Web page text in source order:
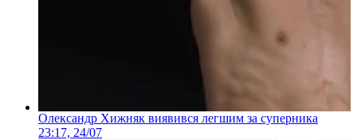
Олександр Хижняк виявився легшим за суперника
23:17, 24/07